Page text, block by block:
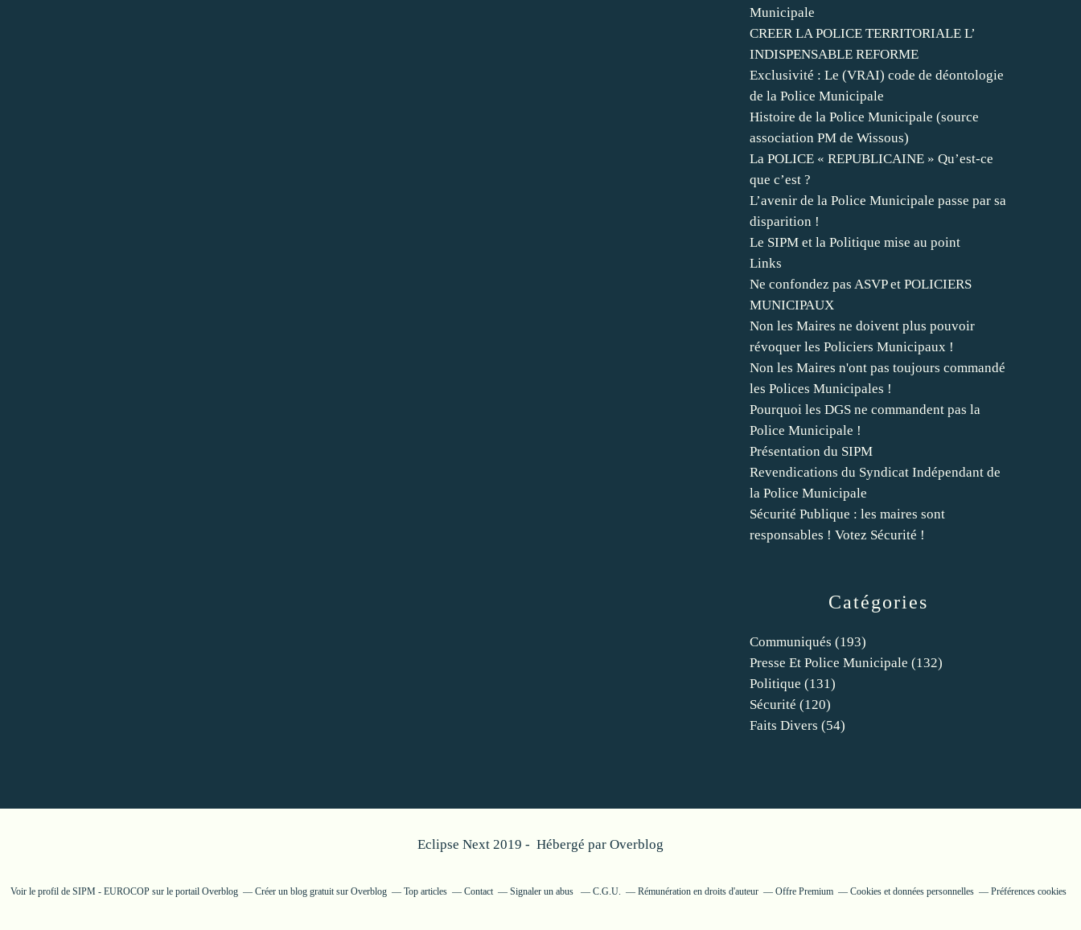
Catégories
Communiqués (193)
Presse Et Police Municipale (132)
Politique (131)
Sécurité (120)
Faits Divers (54)
Municipale
CREER LA POLICE TERRITORIALE L’
INDISPENSABLE REFORME
Exclusivité : Le (VRAI) code de déontologie
de la Police Municipale
Histoire de la Police Municipale (source
association PM de Wissous)
La POLICE « REPUBLICAINE » Qu’est-ce
que c’est ?
L’avenir de la Police Municipale passe par sa
disparition !
Le SIPM et la Politique mise au point
Links
Ne confondez pas ASVP et POLICIERS
MUNICIPAUX
Non les Maires ne doivent plus pouvoir
révoquer les Policiers Municipaux !
Non les Maires n'ont pas toujours commandé
les Polices Municipales !
Pourquoi les DGS ne commandent pas la
Police Municipale !
Présentation du SIPM
Revendications du Syndicat Indépendant de
la Police Municipale
Sécurité Publique : les maires sont
responsables ! Votez Sécurité !
Eclipse Next 2019 - Hébergé par Overblog
Voir le profil de SIPM - EUROCOPsur le portail Overblog Créer un blog gratuit sur Overblog Top articles Contact Signaler un abus C.G.U. Rémunération en droits d'auteur Offre Premium Cookies et données personnelles Préférences cookies